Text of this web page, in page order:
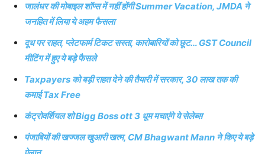
जालंधर की मोबाइल शॉप्स में नहीं होंगी Summer Vacation, JMDA ने
जनहित में लिया ये अहम फैसला
दूध पर राहत, प्लेटफार्म टिकट सस्ता, कारोबारियों को छूट… GST Council
मीटिंग में हुए ये बड़े फैसले
Taxpayers को बड़ी राहत देने की तैयारी में सरकार, 30 लाख तक की
कमाई Tax Free
कंट्रोवर्शियल शो Bigg Boss ott 3 धूम मचाएंगे ये सेलेब्स
पंजाबियों की खज्जल खुआरी खत्म, CM Bhagwant Mann ने किए ये बड़े